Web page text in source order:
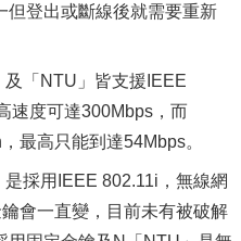
但登出或斷線後就需要重新
「NTU」皆支援IEEE
速度可達300Mbps，而
最高只能到達54Mbps。
採用IEEE 802.11i，無線網
會一直變，目前未有被破解